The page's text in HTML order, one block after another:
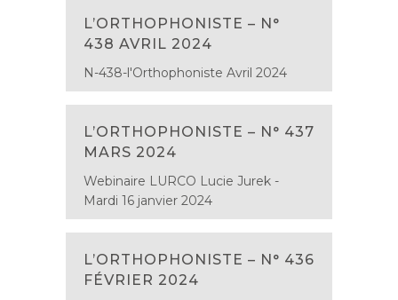
L’ORTHOPHONISTE – N°
438 AVRIL 2024
N-438-l'Orthophoniste Avril 2024
L’ORTHOPHONISTE – N° 437
MARS 2024
Webinaire LURCO Lucie Jurek -
Mardi 16 janvier 2024
L’ORTHOPHONISTE – N° 436
FÉVRIER 2024